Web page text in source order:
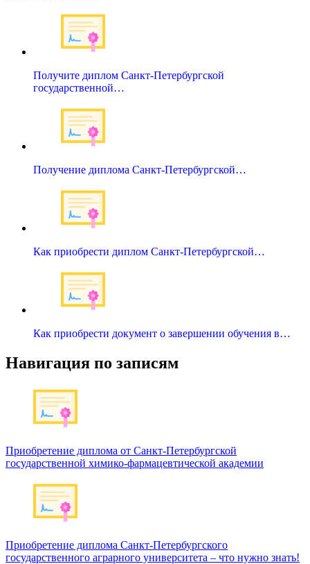
Получите диплом Санкт-Петербургской
государственной…
Получение диплома Санкт-Петербургской…
Как приобрести диплом Санкт-Петербургской…
Как приобрести документ о завершении обучения в…
Навигация по записям
Приобретение диплома от Санкт-Петербургской
государственной химико-фармацевтической академии
Приобретение диплома Санкт-Петербургского
государственного аграрного университета – что нужно знать!